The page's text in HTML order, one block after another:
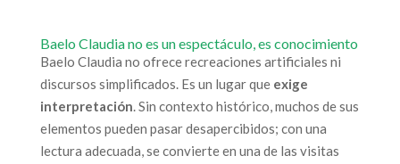
Baelo Claudia no es un espectáculo, es conocimiento
Baelo Claudia no ofrece recreaciones artificiales ni
discursos simplificados. Es un lugar que exige
interpretación. Sin contexto histórico, muchos de sus
elementos pueden pasar desapercibidos; con una
lectura adecuada, se convierte en una de las visitas